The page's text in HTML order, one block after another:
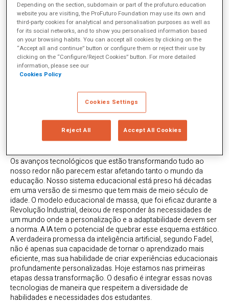
Sabia que a missão Apollo que aterrissou na Lua foi realizada
com apenas 40 KB de memória? Hoje carregamos 64 GB no
bolso, e ainda não é suficiente. Com esse exemplo gráfico, o
especialista em educação e fundador do
Redesign,” Charles Fadel, ilustra como a tecnologia transformou
de comemoração dos 25 anos daFundação Telefônica Vivo
onde foi apresentada a edição portuguesa de sua última
isso: o sentido da educação na era da IA. Ou, dito de outra
forma: o que os estudantes devem aprender, como devem fazê-
Os avanços tecnológicos que estão transformando tudo ao
nosso redor não parecem estar afetando tanto o mundo da
educação. Nosso sistema educacional está preso há décadas
em uma versão de si mesmo que tem mais de meio século de
idade. O modelo educacional de massa, que foi eficaz durante a
Revolução Industrial, deixou de responder às necessidades de
um mundo onde a personalização e a adaptabilidade devem ser
a norma. A IA tem o potencial de quebrar esse esquema estático.
A verdadeira promessa da inteligência artificial, segundo Fadel,
não é apenas sua capacidade de tornar o aprendizado mais
eficiente, mas sua habilidade de criar experiências educacionais
profundamente personalizadas. Hoje estamos nas primeiras
etapas dessa transformação. O desafio é integrar essas novas
tecnologias de maneira que respeitem a diversidade de
habilidades e necessidades dos estudantes.
Depending on the section, subdomain or part of the profuturo.education
website you are visiting, the ProFuturo Foundation may use its own and
third-party cookies for analytical and personalisation purposes as well as
for its social networks, and to show you personalised information based
on your browsing habits. You can accept all cookies by clicking on the
“Accept all and continue” button or configure them or reject their use by
clicking on the “Configure/Reject Cookies” button. For more detailed
information, please see our
Cookies Policy
Cookies Settings
Reject All Accept All Cookies